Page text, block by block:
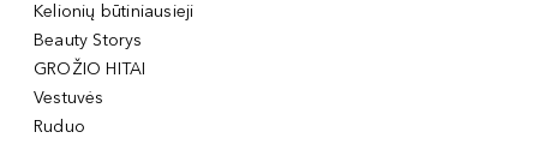
Kelionių būtiniausieji
Beauty Storys
GROŽIO HITAI
Vestuvės
Ruduo